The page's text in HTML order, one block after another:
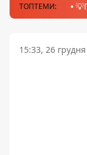
ТОПТЕМИ:
15:33, 26